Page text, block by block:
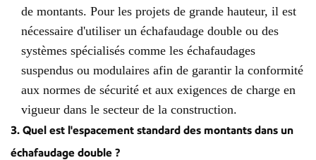
de montants. Pour les projets de grande hauteur, il est
nécessaire d'utiliser un échafaudage double ou des
systèmes spécialisés comme les échafaudages
suspendus ou modulaires afin de garantir la conformité
aux normes de sécurité et aux exigences de charge en
vigueur dans le secteur de la construction.
3. Quel est l'espacement standard des montants dans un
échafaudage double ?